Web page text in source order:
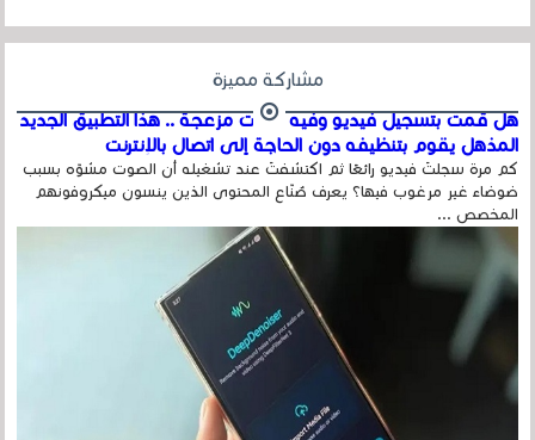
مشاركة مميزة
هل قمت بتسجيل فيديو وفيه أصوت مزعجة .. هذا التطبيق الجديد
المذهل يقوم بتنظيفه دون الحاجة إلى اتصال بالإنترنت
كم مرة سجلتَ فيديو رائعًا ثم اكتشفتَ عند تشغيله أن الصوت مشوّه بسبب
ضوضاء غير مرغوب فيها؟ يعرف صُنّاع المحتوى الذين ينسون ميكروفونهم
المخصص ...